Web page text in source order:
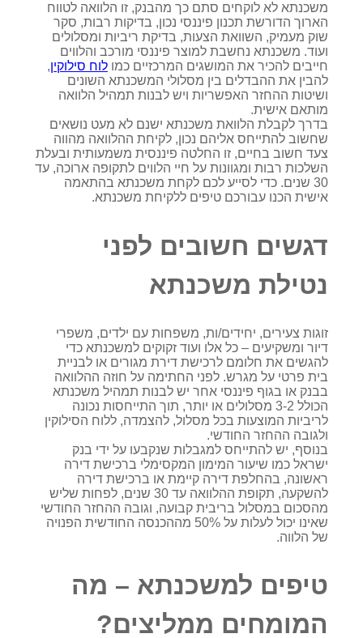
משכנתא לא לוקחים סתם כך מהבנק, זו הלוואה לטווח
הארוך הדורשת תכנון פיננסי נכון, בדיקות רבות, סקר
שוק מעמיק, השוואת הצעות, בדיקת ריביות ומסלולים
ועוד. משכנתא נחשבת למוצר פיננסי מורכב והלווים
חייבים להכיר את המושגים המרכזיים כמו לוח סילוקין,
להבין את ההבדלים בין מסלולי המשכנתא השונים
ושיטות ההחזר האפשריות ויש לבנות תמהיל הלוואה
מותאם אישית.
בדרך לקבלת הלוואת משכנתא ישנם לא מעט נושאים
שחשוב להתייחס אליהם נכון, לקיחת ההלוואה מהווה
צעד חשוב בחיים, זו החלטה פיננסית משמעותית ובעלת
השלכות רבות ומגוונות על חיי הלווים לתקופה ארוכה, עד
30 שנים. כדי לסייע לכם לקחת משכנתא בהתאמה
אישית הכנו עבורכם טיפים ללקיחת משכנתא.
דגשים חשובים לפני
נטילת משכנתא
זוגות צעירים, יחידים/ות, משפחות עם ילדים, משפרי
דיור ומשקיעים – כל אלו ועוד זקוקים למשכנתא כדי
להגשים את חלומם לרכישת דירת מגורים או לבניית
בית פרטי על מגרש. לפני החתימה על חוזה ההלוואה
בבנק או בגוף פיננסי אחר יש לבנות תמהיל משכנתא
הכולל 3-2 מסלולים או יותר, תוך התייחסות נכונה
לריביות המוצעות בכל מסלול, להצמדה, ללוח הסילוקין
ולגובה ההחזר החודשי.
בנוסף, יש להתייחס למגבלות שנקבעו על ידי בנק
ישראל כמו שיעור המימון המקסימלי ברכישת דירה
ראשונה, בהחלפת דירה קיימת או ברכישת דירה
להשקעה, תקופת ההלוואה עד 30 שנים, לפחות שליש
מהסכום במסלול בריבית קבועה, וגובה ההחזר החודשי
שאינו יכול לעלות על 50% מההכנסה החודשית הפנויה
של הלווה.
טיפים למשכנתא – מה
המומחים ממליצים?